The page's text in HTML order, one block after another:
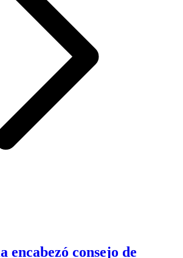
encabezó consejo de